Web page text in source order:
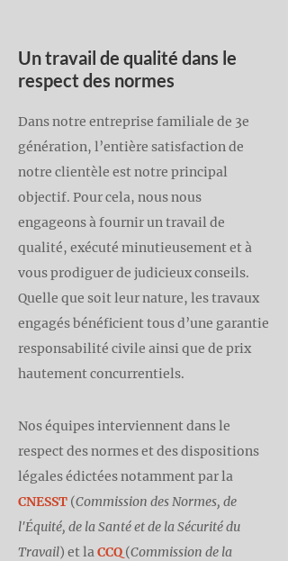
Un travail de qualité dans le
respect des normes
Dans notre entreprise familiale de 3e
génération, l’entière satisfaction de
notre clientèle est notre principal
objectif. Pour cela, nous nous
engageons à fournir un travail de
qualité, exécuté minutieusement et à
vous prodiguer de judicieux conseils.
Quelle que soit leur nature, les travaux
engagés bénéficient tous d’une garantie
responsabilité civile ainsi que de prix
hautement concurrentiels.
Nos équipes interviennent dans le
respect des normes et des dispositions
légales édictées notamment par la
CNESST (Commission des Normes, de
l'Équité, de la Santé et de la Sécurité du
Travail) et laCCQ (Commission de la